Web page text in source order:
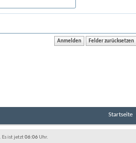
Startseite
Es ist jetzt06:06Uhr.